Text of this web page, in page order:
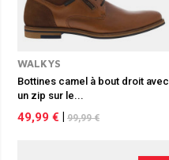
WALKYS
Bottines camel à bout droit avec
un zip sur le...
49,99 € 99,99 €